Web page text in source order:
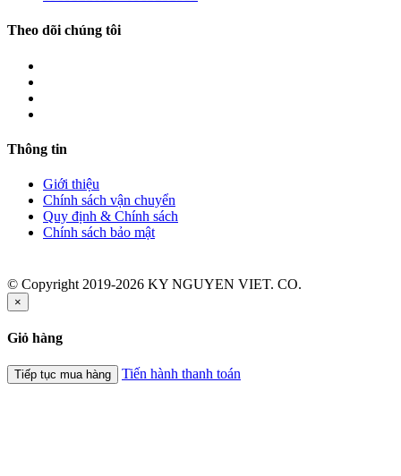
Theo dõi chúng tôi
Thông tin
Giới thiệu
Chính sách vận chuyển
Quy định & Chính sách
Chính sách bảo mật
© Copyright 2019-2026 KY NGUYEN VIET. CO.
×
Giỏ hàng
Tiếp tục mua hàng Tiến hành thanh toán